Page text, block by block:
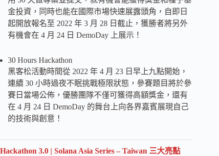
金投資，同時也能在國際市場快速展露頭角，自即日
起開放報名至 2022 年 3 月 28 日截止，獲勝者將另外
有機會在 4 月 24 日 DemoDay 上展示！
30 Hours Hackathon
黑客松活動時間從 2022 年 4 月 23 日早上九點開始，
連續 30 小時過夜不眠挑戰極限狀態，參賽題目將於參
賽日當場公佈，優勝團隊不僅可獲得高額獎金，還有
在 4 月 24 日 DemoDay 的舞台上向各界嘉賓展現自己
的技術與創意！
Hackathon 3.0 | Solana Asia Series – Taiwan 三大亮點